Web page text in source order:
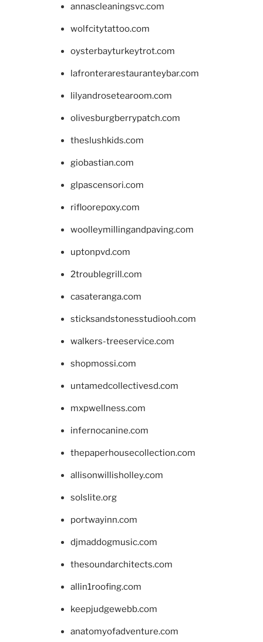
annascleaningsvc.com
wolfcitytattoo.com
oysterbayturkeytrot.com
lafronterarestauranteybar.com
lilyandrosetearoom.com
olivesburgberrypatch.com
theslushkids.com
giobastian.com
glpascensori.com
rifloorepoxy.com
woolleymillingandpaving.com
uptonpvd.com
2troublegrill.com
casateranga.com
sticksandstonesstudiooh.com
walkers-treeservice.com
shopmossi.com
untamedcollectivesd.com
mxpwellness.com
infernocanine.com
thepaperhousecollection.com
allisonwillisholley.com
solslite.org
portwayinn.com
djmaddogmusic.com
thesoundarchitects.com
allin1roofing.com
keepjudgewebb.com
anatomyofadventure.com